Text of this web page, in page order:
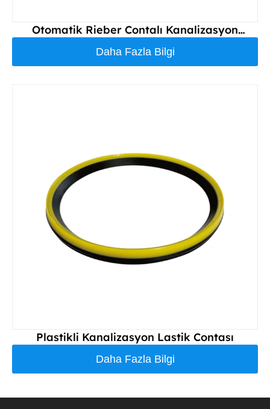
Otomatik Rieber Contalı Kanalizasyon
Borusu
Daha Fazla Bilgi
Plastikli Kanalizasyon Lastik Contası
Daha Fazla Bilgi